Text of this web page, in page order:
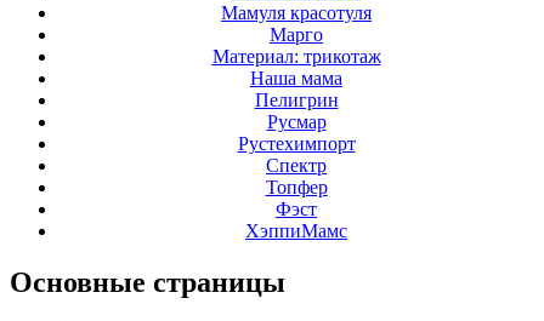
Мамуля красотуля
Марго
Материал: трикотаж
Наша мама
Пелигрин
Русмар
Рустехимпорт
Спектр
Топфер
Фэст
ХэппиМамс
Основные страницы